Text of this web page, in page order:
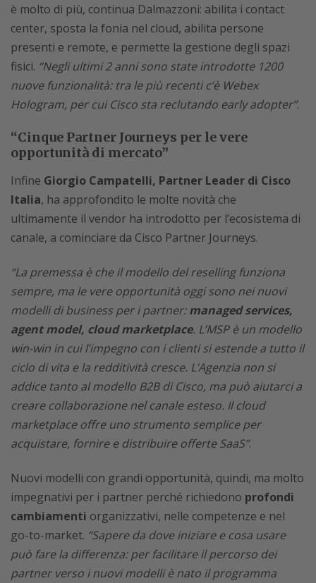
è molto di più, continua Dalmazzoni: abilita i contact
center, sposta la fonia nel cloud, abilita persone
presenti e remote, e permette la gestione degli spazi
fisici. “Negli ultimi 2 anni sono state introdotte 1200
nuove funzionalità: tra le più recenti c’è Webex
Hologram, per cui Cisco sta reclutando early adopter”.
“Cinque Partner Journeys per le vere
opportunità di mercato”
Infine Giorgio Campatelli, Partner Leader di Cisco
Italia, ha approfondito le molte novità che
ultimamente il vendor ha introdotto per l’ecosistema di
canale, a cominciare da Cisco Partner Journeys.
“La premessa è che il modello del reselling funziona
sempre, ma le vere opportunità oggi sono nei nuovi
modelli di business per i partner:managed services,
agent model, cloud marketplace. L’MSP è un modello
win-win in cui l’impegno con i clienti si estende a tutto il
ciclo di vita e la redditività cresce. L’Agenzia non si
addice tanto al modello B2B di Cisco, ma può aiutarci a
creare collaborazione nel canale esteso. Il cloud
marketplace offre uno strumento semplice per
acquistare, fornire e distribuire offerte SaaS”.
Nuovi modelli con grandi opportunità, quindi, ma molto
impegnativi per i partner perché richiedono profondi
cambiamenti organizzativi, nelle competenze e nel
go-to-market. “Sapere da dove iniziare e cosa usare
può fare la differenza: per facilitare il percorso dei
partner verso i nuovi modelli è nato il programma